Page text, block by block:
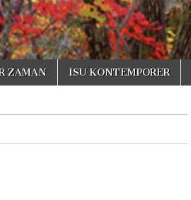
ZAMAN ISU KONTEMPORER